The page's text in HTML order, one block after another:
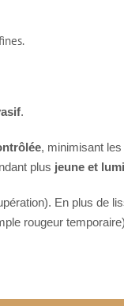
.
, minimisant
plus jeune et
En plus de
rougeur